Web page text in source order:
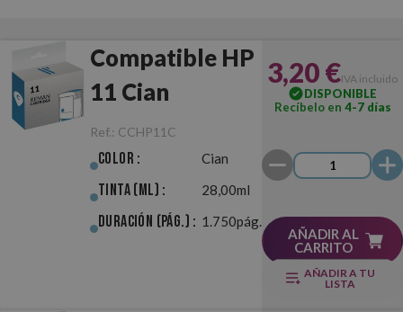
Compatible HP
11 Cian
Ref.: CCHP11C
Color : Cian
Tinta (ml) : 28,00ml
Duración (pág.) : 1.750pág.
3,20 €IVA incluido
DISPONIBLE
Recíbelo en 4-7 días
AÑADIR AL
CARRITO
AÑADIR A TU
LISTA